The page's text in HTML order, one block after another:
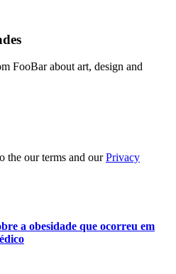
FooBar about art, design and
the our terms and ourPrivacy
a obesidade que ocorreu em